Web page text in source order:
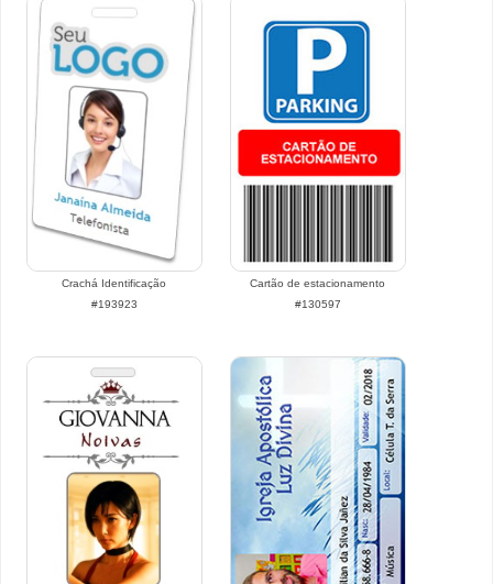
Crachá Identificação
#193923
Cartão de estacionamento
#130597